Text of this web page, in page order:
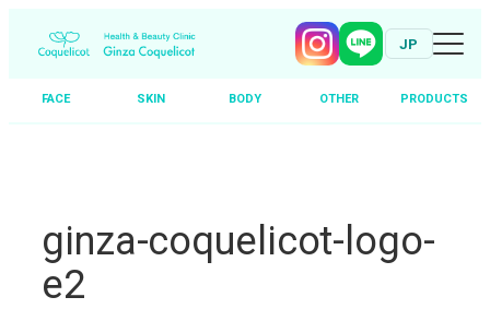
JP
FACE SKIN BODY OTHER PRODUCTS
ginza-coquelicot-logo-
e2